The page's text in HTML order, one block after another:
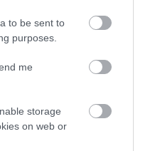
to be sent to
purposes.
me
storage
on web or
ΑΝΔΡΟΥ: Ένα
έργο του
ΤΗΣ ΑΝΔΡΟΥ:
στην Άρνη!…